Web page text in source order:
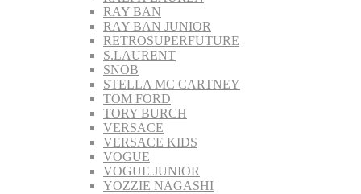
RAY BAN
RAY BAN JUNIOR
RETROSUPERFUTURE
S.LAURENT
SNOB
STELLA MC CARTNEY
TOM FORD
TORY BURCH
VERSACE
VERSACE KIDS
VOGUE
VOGUE JUNIOR
YOZZIE NAGASHI